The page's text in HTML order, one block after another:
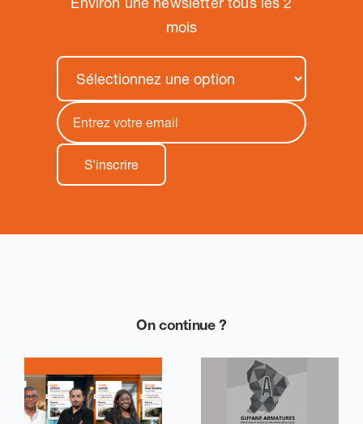
mois
On continue ?